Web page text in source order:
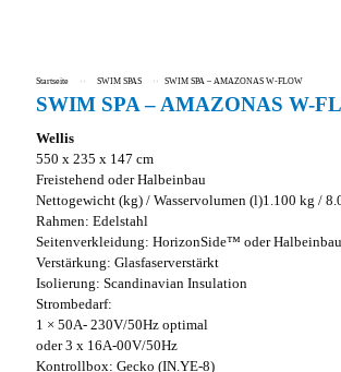
Startseite ›› SWIM SPAS ›› SWIM SPA – AMAZONAS W-FLOW
SWIM SPA – AMAZONAS W-
Wellis
550 x 235 x 147 cm
Freistehend oder Halbeinbau
Nettogewicht (kg) / Wasservolumen (l)1.100 kg /
Rahmen: Edelstahl
Seitenverkleidung: HorizonSide™ oder Halbeinbau
Verstärkung: Glasfaserverstärkt
Isolierung: Scandinavian Insulation
Strombedarf:
1 × 50A- 230V/50Hz optimal
oder 3 x 16A-00V/50Hz
Kontrollbox: Gecko (IN.YE-8)